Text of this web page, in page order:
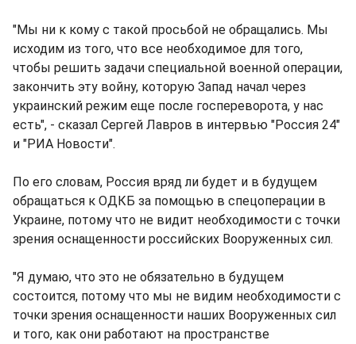
"Мы ни к кому с такой просьбой не обращались. Мы
исходим из того, что все необходимое для того,
чтобы решить задачи специальной военной операции,
закончить эту войну, которую Запад начал через
украинский режим еще после госпереворота, у нас
есть", - сказал Сергей Лавров в интервью "Россия 24"
и "РИА Новости".
По его словам, Россия вряд ли будет и в будущем
обращаться к ОДКБ за помощью в спецоперации в
Украине, потому что не видит необходимости с точки
зрения оснащенности российских Вооруженных сил.
"Я думаю, что это не обязательно в будущем
состоится, потому что мы не видим необходимости с
точки зрения оснащенности наших Вооруженных сил
и того, как они работают на пространстве